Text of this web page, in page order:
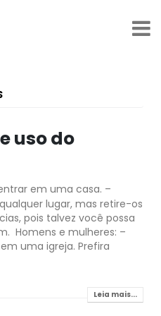
uso do
em uma casa. –
lugar, mas retire-os
pois talvez você possa
Homens e mulheres: –
uma igreja. Prefira
Leia mais...